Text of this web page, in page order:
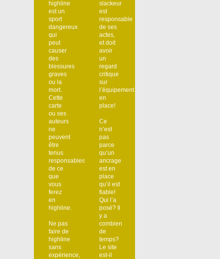
highline
est un
sport
dangereux
qui
peut
causer
des
blessures
graves
ou la
mort.
Cette
carte
ou ses
auteurs
ne
peuvent
être
tenus
responsables
de ce
que
vous
ferez
en
highline.
Ne pas
faire de
highline
sans
expérience,
slackeur
est
responsable
de ses
actes,
et doit
avoir
un
regard
critique
sur
l’équipement
en
place!
Ce
n’est
pas
parce
qu’un
ancrage
est en
place
qu’il est
fiable!
Qui l’a
posé? Il
y a
combien
de
temps?
Le site
est-il